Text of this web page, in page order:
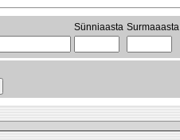
Sünniaasta Surmaaasta